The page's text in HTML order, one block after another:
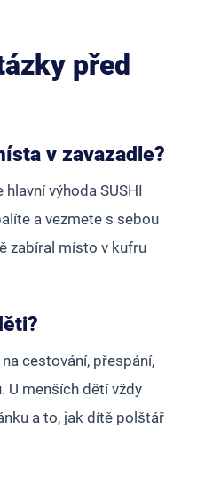
před
v zavazadle?
výhoda SUSHI
a vezmete s sebou
zabíral místo v kufru
cestování, přespání,
U menších dětí vždy
a to, jak dítě polštář